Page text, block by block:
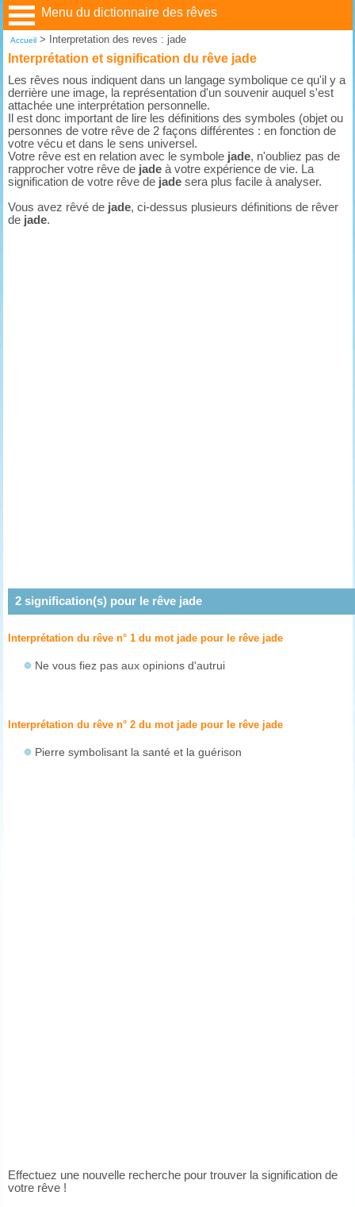
Menu du dictionnaire des rêves
Accueil> Interpretation des reves : jade
Interprétation et signification du rêve jade
Les rêves nous indiquent dans un langage symbolique ce qu'il y a
derrière une image, la représentation d'un souvenir auquel s'est
attachée une interprétation personnelle.
Il est donc important de lire les définitions des symboles (objet ou
personnes de votre rêve de 2 façons différentes : en fonction de
votre vécu et dans le sens universel.
Votre rêve est en relation avec le symbole jade, n'oubliez pas de
rapprocher votre rêve de jade à votre expérience de vie. La
signification de votre rêve de jade sera plus facile à analyser.
Vous avez rêvé de jade, ci-dessus plusieurs définitions de rêver
de jade.
2signification(s) pour le rêve jade
Interprétation du rêve n° 1 du mot jade pour le rêve jade
Ne vous fiez pas aux opinions d'autrui
Interprétation du rêve n° 2 du mot jade pour le rêve jade
Pierre symbolisant la santé et la guérison
Effectuez une nouvelle recherche pour trouver la signification de
votre rêve !